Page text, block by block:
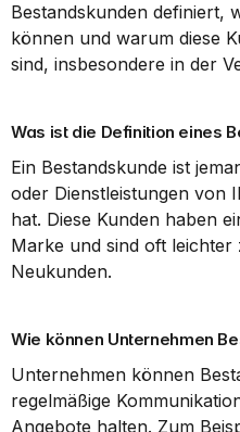
Bestandskunden definiert,
können und warum diese
sind, insbesondere in der
Was ist die Definition eines
Ein Bestandskunde ist
oder Dienstleistungen von
hat. Diese Kunden haben
Marke und sind oft leichter
Neukunden.
Wie können Unternehmen
Unternehmen können
regelmäßige